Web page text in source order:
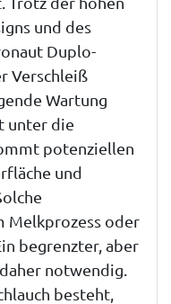
und des
Duplo-
Verschleiß
Wartung
unter die
potenziellen
und
Melkprozess oder
begrenzter, aber
notwendig.
besteht,